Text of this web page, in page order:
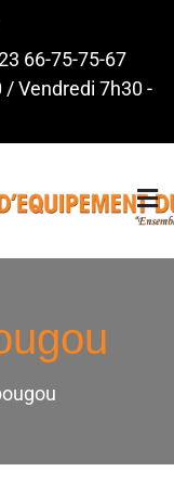
66-75-75-67
/ Vendredi 7h30 -